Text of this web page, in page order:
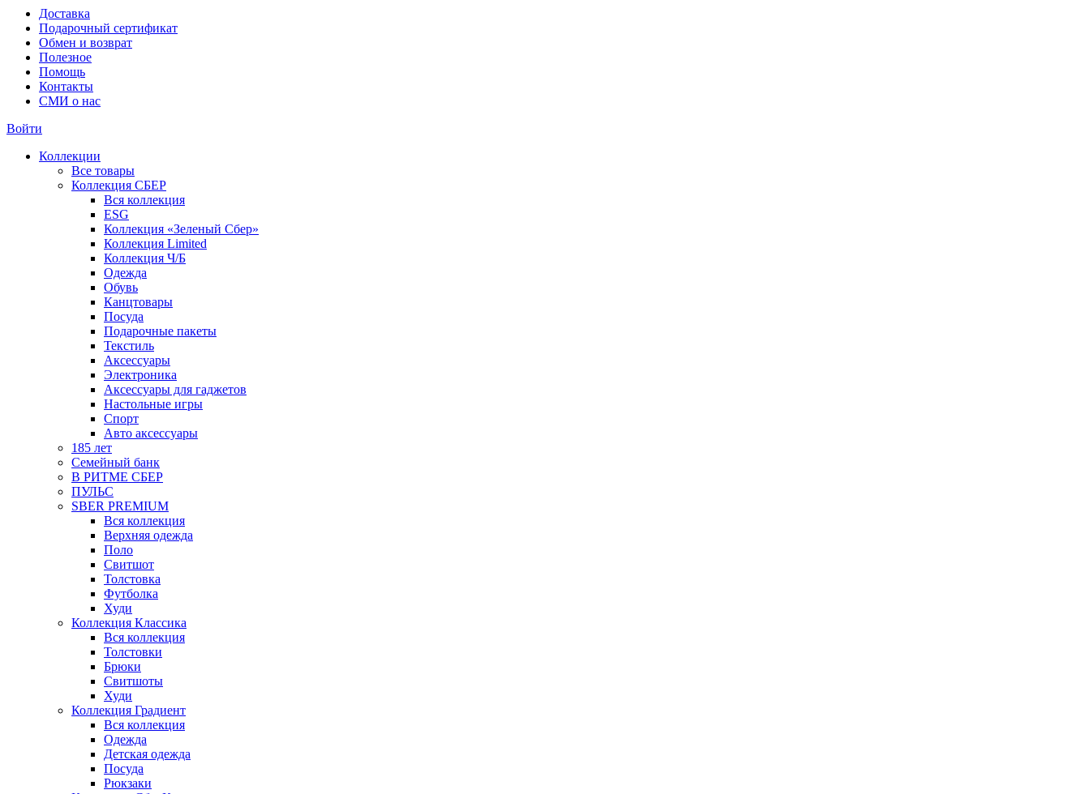
Доставка
Подарочный сертификат
Обмен и возврат
Полезное
Помощь
Контакты
СМИ о нас
Войти
Коллекции
Все товары
Коллекция СБЕР
Вся коллекция
ESG
Коллекция «Зеленый Сбер»
Коллекция Limited
Коллекция Ч/Б
Одежда
Обувь
Канцтовары
Посуда
Подарочные пакеты
Текстиль
Аксессуары
Электроника
Аксессуары для гаджетов
Настольные игры
Спорт
Авто аксессуары
185 лет
Семейный банк
В РИТМЕ СБЕР
ПУЛЬС
SBER PREMIUM
Вся коллекция
Верхняя одежда
Поло
Свитшот
Толстовка
Футболка
Худи
Коллекция Классика
Вся коллекция
Толстовки
Брюки
Свитшоты
Худи
Коллекция Градиент
Вся коллекция
Одежда
Детская одежда
Посуда
Рюкзаки